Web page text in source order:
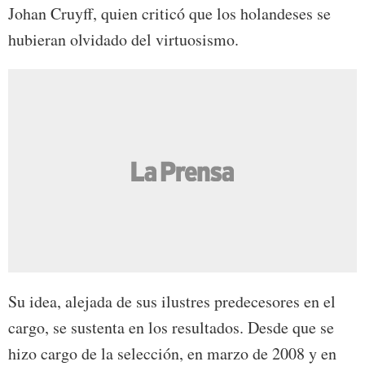
Johan Cruyff, quien criticó que los holandeses se
hubieran olvidado del virtuosismo.
Su idea, alejada de sus ilustres predecesores en el
cargo, se sustenta en los resultados. Desde que se
hizo cargo de la selección, en marzo de 2008 y en